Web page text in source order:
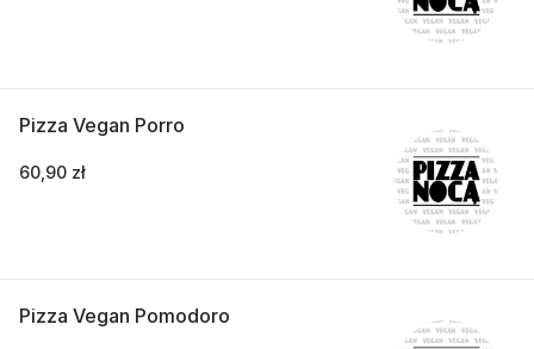
Pizza Vegan Porro
60,90 zł
Pizza Vegan Pomodoro